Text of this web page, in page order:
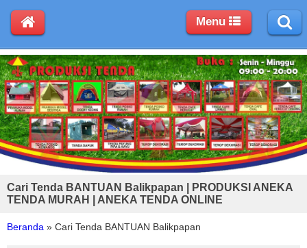
Cari Tenda BANTUAN Balikpapan | PRODUKSI ANEKA
TENDA MURAH | ANEKA TENDA ONLINE
Beranda » Cari Tenda BANTUAN Balikpapan
Menu